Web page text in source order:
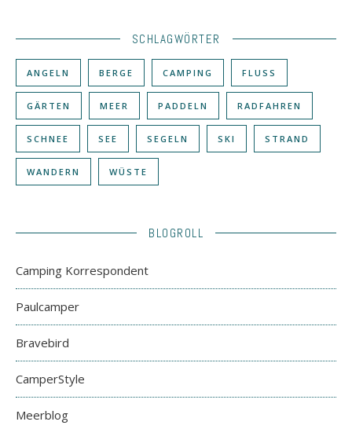
SCHLAGWÖRTER
ANGELN BERGE CAMPING FLUSS
GÄRTEN MEER PADDELN RADFAHREN
SCHNEE SEE SEGELN SKI STRAND
WANDERN WÜSTE
BLOGROLL
Camping Korrespondent
Paulcamper
Bravebird
CamperStyle
Meerblog